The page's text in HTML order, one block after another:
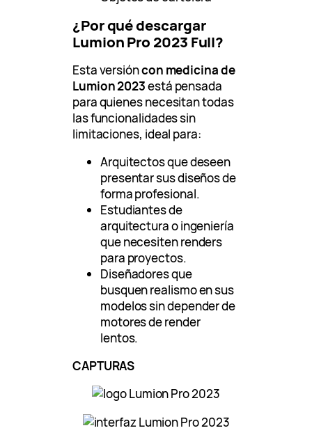
¿Por qué descargar
Lumion Pro 2023 Full?
Esta versióncon medicina de
Lumion 2023está pensada
para quienes necesitan todas
las funcionalidades sin
limitaciones, ideal para:
Arquitectos que deseen
presentar sus diseños de
forma profesional.
Estudiantes de
arquitectura o ingeniería
que necesiten renders
para proyectos.
Diseñadores que
busquen realismo en sus
modelos sin depender de
motores de render
lentos.
CAPTURAS